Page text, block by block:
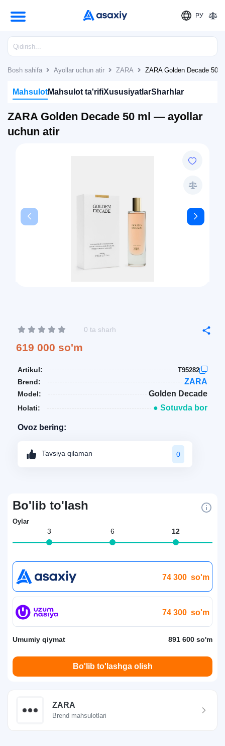
РУ
Bosh sahifa Ayollar uchun atir ZARA ZARA Golden Decade 50
MahsulotMahsulot ta'rifiXususiyatlarSharhlar
ZARA Golden Decade 50 ml — ayollar
uchun atir
0 ta sharh
619 000 so'm
Artikul: T95282
Brend: ZARA
Model: Golden Decade
Holati: ● Sotuvda bor
Ovoz bering:
Tavsiya qilaman 0
Bo'lib to'lash
Oylar
3 6 12
74 300 so'm
74 300 so'm
Umumiy qiymat 891 600 so'm
Bo'lib to'lashga olish
ZARA
Brend mahsulotlari